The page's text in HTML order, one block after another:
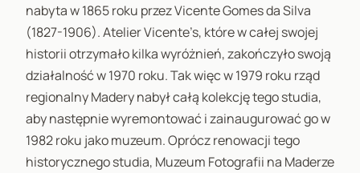
nabyta w 1865 roku przez Vicente Gomes da Silva
(1827-1906). Atelier Vicente’s, które w całej swojej
historii otrzymało kilka wyróżnień, zakończyło swoją
działalność w 1970 roku. Tak więc w 1979 roku rząd
regionalny Madery nabył całą kolekcję tego studia,
aby następnie wyremontować i zainaugurować go w
1982 roku jako muzeum. Oprócz renowacji tego
historycznego studia, Muzeum Fotografii na Maderze